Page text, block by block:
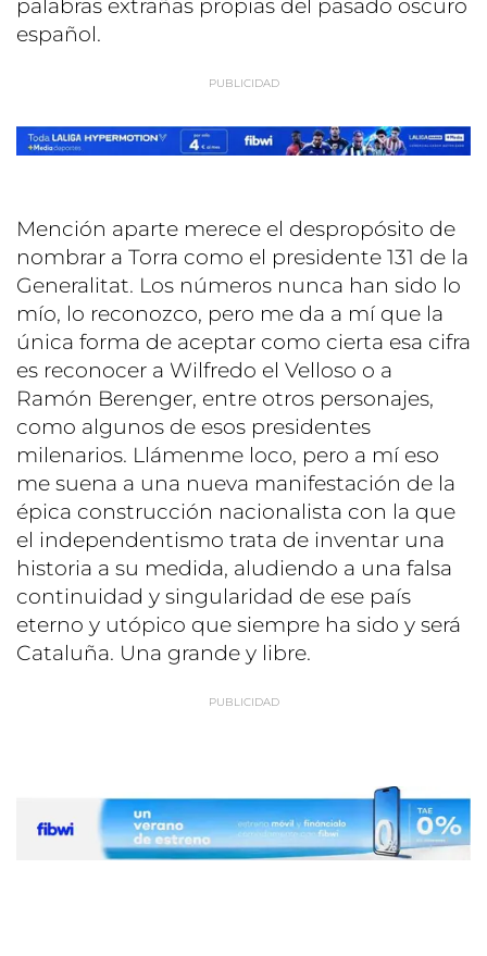
palabras extrañas propias del pasado oscuro
español.
Mención aparte merece el despropósito de
nombrar a Torra como el presidente 131 de la
Generalitat. Los números nunca han sido lo
mío, lo reconozco, pero me da a mí que la
única forma de aceptar como cierta esa cifra
es reconocer a Wilfredo el Velloso o a
Ramón Berenger, entre otros personajes,
como algunos de esos presidentes
milenarios. Llámenme loco, pero a mí eso
me suena a una nueva manifestación de la
épica construcción nacionalista con la que
el independentismo trata de inventar una
historia a su medida, aludiendo a una falsa
continuidad y singularidad de ese país
eterno y utópico que siempre ha sido y será
Cataluña. Una grande y libre.